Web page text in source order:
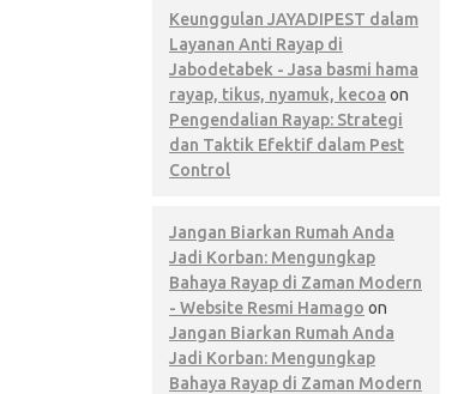
Keunggulan JAYADIPEST dalam
Layanan Anti Rayap di
Jabodetabek - Jasa basmi hama
rayap, tikus, nyamuk, kecoa on
Pengendalian Rayap: Strategi
dan Taktik Efektif dalam Pest
Control
Jangan Biarkan Rumah Anda
Jadi Korban: Mengungkap
Bahaya Rayap di Zaman Modern
- Website Resmi Hamago on
Jangan Biarkan Rumah Anda
Jadi Korban: Mengungkap
Bahaya Rayap di Zaman Modern